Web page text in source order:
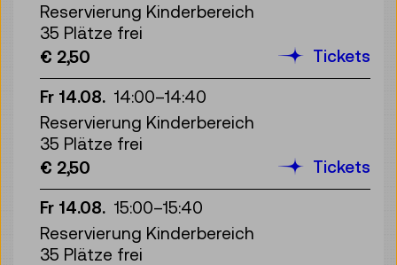
Reservierung Kinderbereich
35 Plätze frei
€ 2,50
Tickets
Fr 14.08. 14:00–14:40
Reservierung Kinderbereich
35 Plätze frei
€ 2,50
Tickets
Fr 14.08. 15:00–15:40
Reservierung Kinderbereich
35 Plätze frei